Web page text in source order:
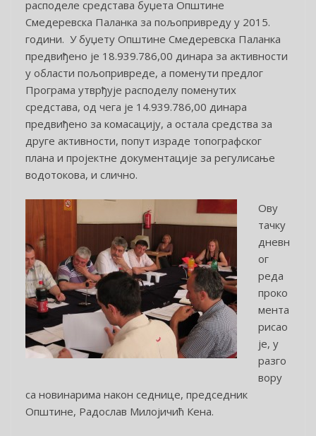
расподеле средстава буџета Општине
Смедеревска Паланка за пољопривреду у 2015.
години. У буџету Општине Смедеревска Паланка
предвиђено је 18.939.786,00 динара за активности
у области пољопривреде, а поменути предлог
Програма утврђује расподелу поменутих
средстава, од чега је 14.939.786,00 динара
предвиђено за комасацију, а остала средства за
друге активности, попут израде топографског
плана и пројектне документације за регулисање
водотокова, и слично.
Ову
тачку
дневн
ог
реда
проко
мента
рисао
је, у
разго
вору
са новинарима након седнице, председник
Општине, Радослав Милојичић Кена.